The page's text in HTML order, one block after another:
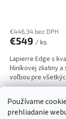
Používame
prehliadanie
€446,34 bez DPH
€549 / ks
Lapierre Edge s
hliníkovej zliatiny
voľbou pre